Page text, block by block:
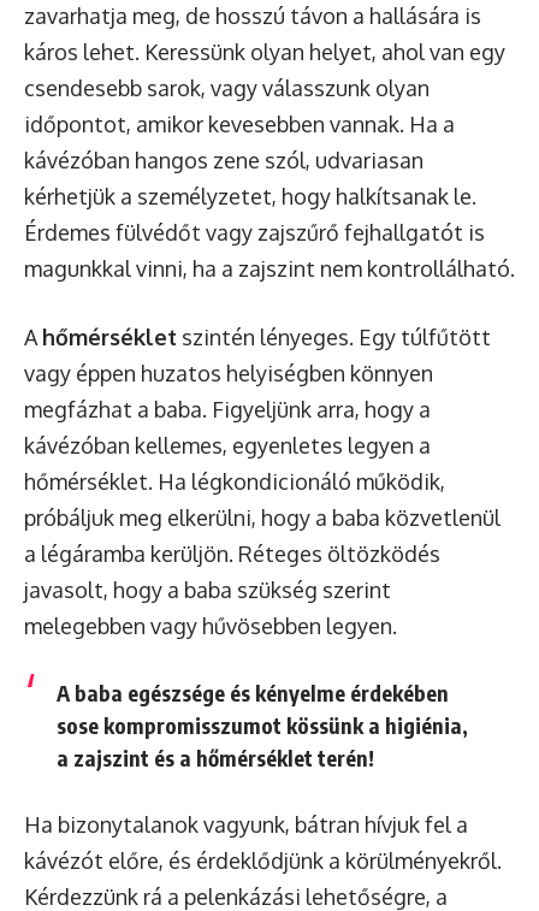
zavarhatja meg, de hosszú távon a hallására is
káros lehet. Keressünk olyan helyet, ahol van egy
csendesebb sarok, vagy válasszunk olyan
időpontot, amikor kevesebben vannak. Ha a
kávézóban hangos zene szól, udvariasan
kérhetjük a személyzetet, hogy halkítsanak le.
Érdemes fülvédőt vagy zajszűrő fejhallgatót is
magunkkal vinni, ha a zajszint nem kontrollálható.
A hőmérséklet szintén lényeges. Egy túlfűtött
vagy éppen huzatos helyiségben könnyen
megfázhat a baba. Figyeljünk arra, hogy a
kávézóban kellemes, egyenletes legyen a
hőmérséklet. Ha légkondicionáló működik,
próbáljuk meg elkerülni, hogy a baba közvetlenül
a légáramba kerüljön. Réteges öltözködés
javasolt, hogy a baba szükség szerint
melegebben vagy hűvösebben legyen.
A baba egészsége és kényelme érdekében
sose kompromisszumot kössünk a higiénia,
a zajszint és a hőmérséklet terén!
Ha bizonytalanok vagyunk, bátran hívjuk fel a
kávézót előre, és érdeklődjünk a körülményekről.
Kérdezzünk rá a pelenkázási lehetőségre, a